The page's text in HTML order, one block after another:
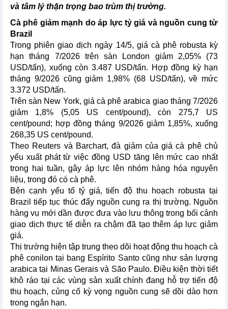
và tâm lý thận trọng bao trùm thị trường.
Cà phê giảm mạnh do áp lực tỷ giá và nguồn cung từ
Brazil
Trong phiên giao dịch ngày 14/5, giá cà phê robusta kỳ
hạn tháng 7/2026 trên sàn London giảm 2,05% (73
USD/tấn), xuống còn 3.487 USD/tấn. Hợp đồng kỳ hạn
tháng 9/2026 cũng giảm 1,98% (68 USD/tấn), về mức
3.372 USD/tấn.
Trên sàn New York, giá cà phê arabica giao tháng 7/2026
giảm 1,8% (5,05 US cent/pound), còn 275,7 US
cent/pound; hợp đồng tháng 9/2026 giảm 1,85%, xuống
268,35 US cent/pound.
Theo Reuters và Barchart, đà giảm của giá cà phê chủ
yếu xuất phát từ việc đồng USD tăng lên mức cao nhất
trong hai tuần, gây áp lực lên nhóm hàng hóa nguyên
liệu, trong đó có cà phê.
Bên cạnh yếu tố tỷ giá, tiến độ thu hoạch robusta tại
Brazil tiếp tục thúc đẩy nguồn cung ra thị trường. Nguồn
hàng vụ mới dần được đưa vào lưu thông trong bối cảnh
giao dịch thực tế diễn ra chậm đã tạo thêm áp lực giảm
giá.
Thị trường hiện tập trung theo dõi hoạt động thu hoạch cà
phê conilon tại bang Espírito Santo cũng như sản lượng
arabica tại Minas Gerais và São Paulo. Điều kiện thời tiết
khô ráo tại các vùng sản xuất chính đang hỗ trợ tiến độ
thu hoạch, củng cố kỳ vọng nguồn cung sẽ dồi dào hơn
trong ngắn hạn.